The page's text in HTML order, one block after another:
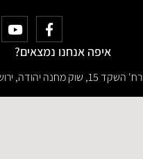
איפה אנחנו נמצאים?
רח' השקד 15, שוק מחנה יהודה, ירושלים